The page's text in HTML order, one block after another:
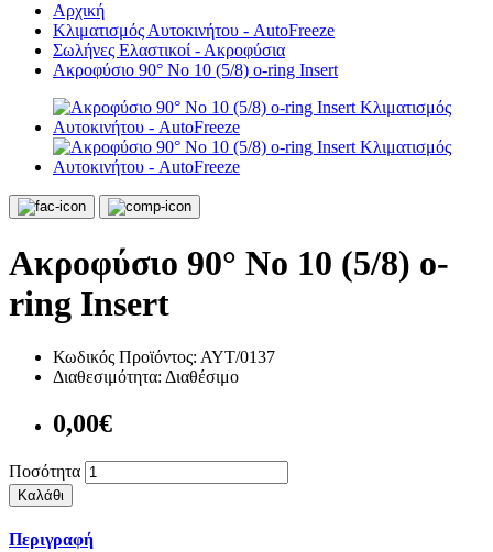
Αρχική
Κλιματισμός Αυτοκινήτου - AutoFreeze
Σωλήνες Ελαστικοί - Ακροφύσια
Ακροφύσιο 90° Νο 10 (5/8) o-ring Insert
Ακροφύσιο 90° Νο 10 (5/8) o-
ring Insert
Κωδικός Προϊόντος: ΑΥΤ/0137
Διαθεσιμότητα: Διαθέσιμο
0,00€
Ποσότητα
Καλάθι
Περιγραφή